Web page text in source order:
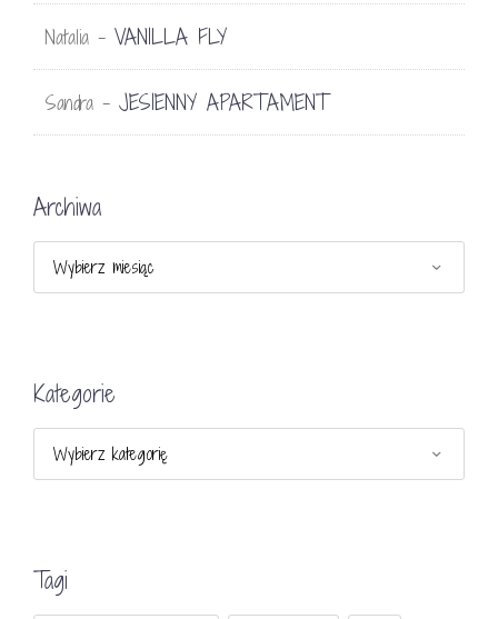
Natalia - VANILLA FLY
Sandra - JESIENNY APARTAMENT
Archiwa
Kategorie
Tagi